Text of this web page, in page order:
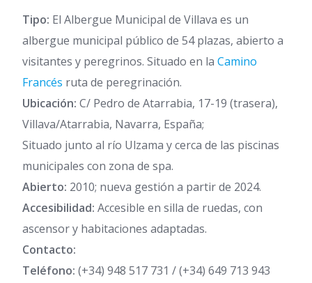
Tipo: El Albergue Municipal de Villava es un
albergue municipal público de 54 plazas, abierto a
visitantes y peregrinos. Situado en la Camino
Francés ruta de peregrinación.
Ubicación: C/ Pedro de Atarrabia, 17-19 (trasera),
Villava/Atarrabia, Navarra, España;
Situado junto al río Ulzama y cerca de las piscinas
municipales con zona de spa.
Abierto: 2010; nueva gestión a partir de 2024.
Accesibilidad: Accesible en silla de ruedas, con
ascensor y habitaciones adaptadas.
Contacto:
Teléfono: (+34) 948 517 731 / (+34) 649 713 943